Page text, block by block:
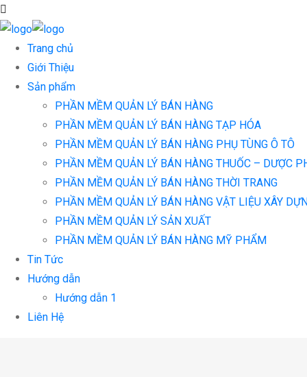
Trang chủ
Giới Thiệu
Sản phẩm
PHẦN MỀM QUẢN LÝ BÁN HÀNG
PHẦN MỀM QUẢN LÝ BÁN HÀNG TẠP HÓA
PHẦN MỀM QUẢN LÝ BÁN HÀNG PHỤ TÙNG Ô TÔ
PHẦN MỀM QUẢN LÝ BÁN HÀNG THUỐC – DƯỢC
PHẦN MỀM QUẢN LÝ BÁN HÀNG THỜI TRANG
PHẦN MỀM QUẢN LÝ BÁN HÀNG VẬT LIỆU XÂY
PHẦN MỀM QUẢN LÝ SẢN XUẤT
PHẦN MỀM QUẢN LÝ BÁN HÀNG MỸ PHẨM
Tin Tức
Hướng dẫn
Hướng dẫn 1
Liên Hệ